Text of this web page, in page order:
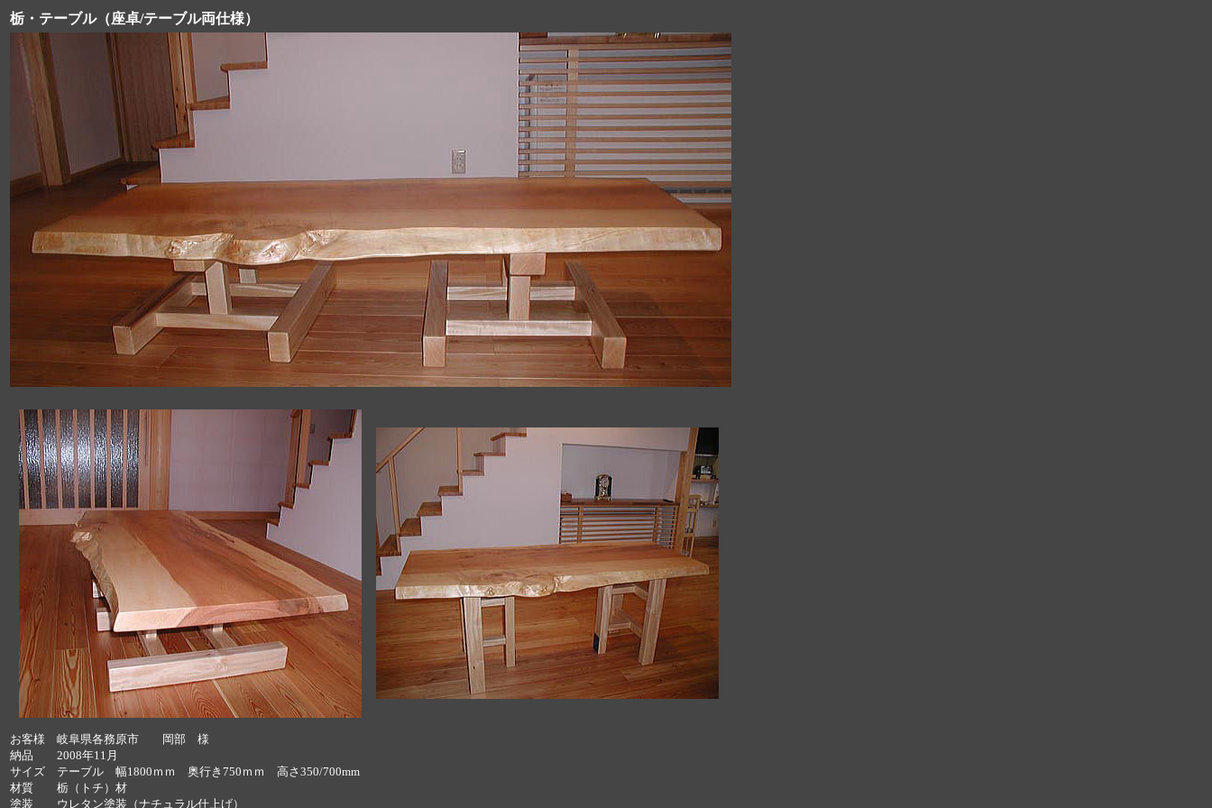
栃・テーブル（座卓/テーブル両仕様）
お客様 岐阜県各務原市 岡部 様
納品 2008年11月
サイズ テーブル 幅1800ｍｍ 奥行き750ｍｍ 高さ350/700mm
材質 栃（トチ）材
塗装 ウレタン塗装（ナチュラル仕上げ）